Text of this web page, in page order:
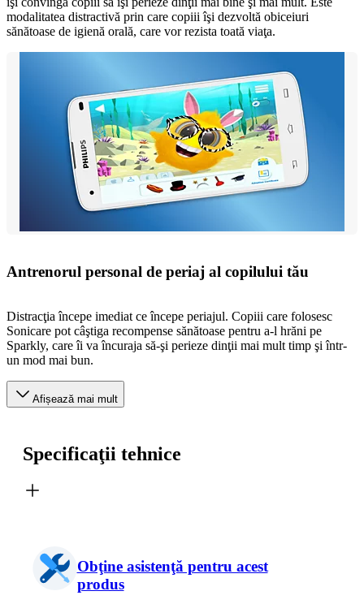
modalitatea distractivă prin care copiii îşi dezvoltă obiceiuri
sănătoase de igienă orală, care vor rezista toată viaţa.
Antrenorul personal de periaj al copilului tău
Distracţia începe imediat ce începe periajul. Copiii care folosesc
Sonicare pot câştiga recompense sănătoase pentru a-l hrăni pe
Sparkly, care îi va încuraja să-şi perieze dinţii mai mult timp şi într-
un mod mai bun.
Afișează mai mult
Specificaţii tehnice
Obţine asistenţă pentru acest
produs